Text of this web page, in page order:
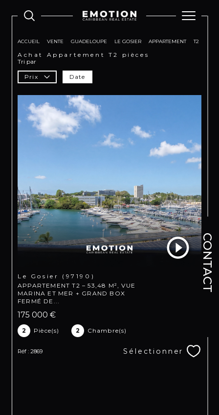
CONTACT
ACCUEIL VENTE GUADELOUPE LE GOSIER APPARTEMENT T2
Achat Appartement T2 pièces
Tri par
Prix Date
Le Gosier (97190)
APPARTEMENT T2 – 53,48 M², VUE
MARINA ET MER + GRAND BOX
FERMÉ DE...
175 000 €
2 Pièce(s) 2 Chambre(s)
Réf : 2869 Sélectionner